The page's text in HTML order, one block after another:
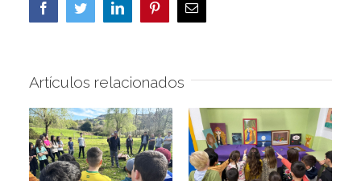
FacebookTwitterLinkedInPinterestCorreo
electrónico
Artículos relacionados